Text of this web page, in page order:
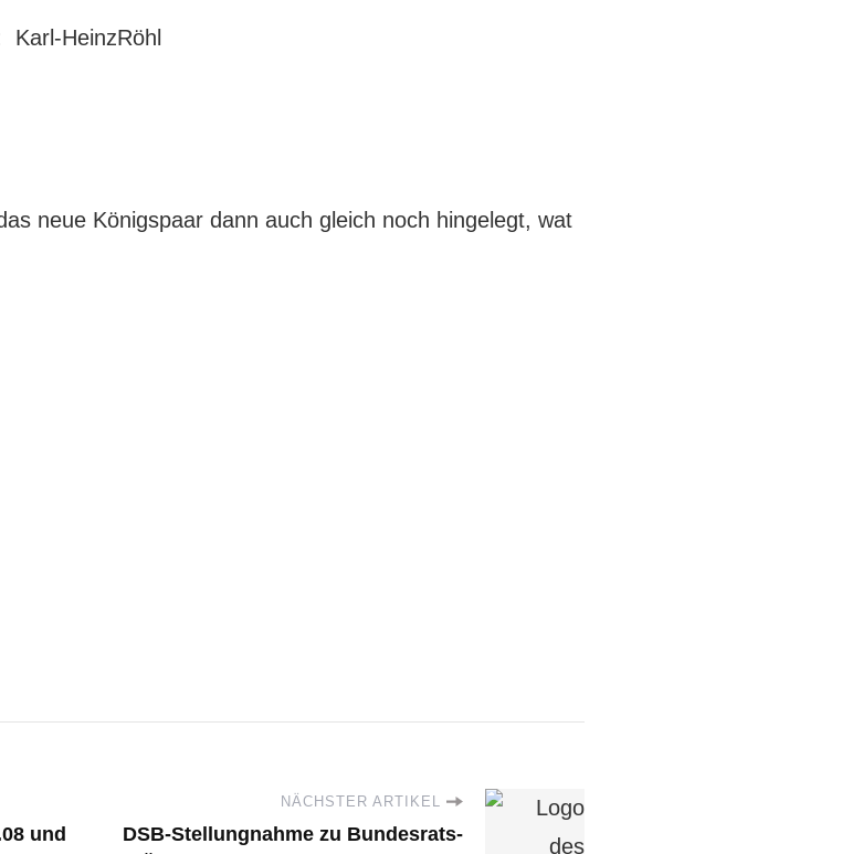
Karl-HeinzRöhl
neue Königspaar dann auch gleich noch hingelegt, wat
und
NÄCHSTER ARTIKEL
DSB-Stellungnahme zu Bundesrats-